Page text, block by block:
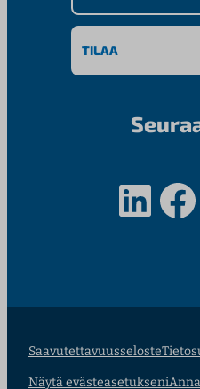
LinkedIn Facebook
Saavutettavuusseloste
Näytä evästeasetukseni